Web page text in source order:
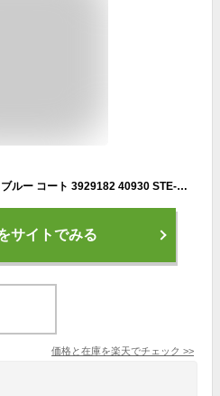
バーバリーBURBERRY メンズ ブルー コート 3929182 40930 STE-BLUE【並行輸入品】【新古品・未使用品】
サイトでみる
価格と在庫を楽天でチェック >>